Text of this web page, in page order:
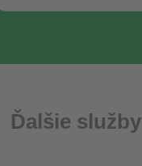
Ďalšie služby